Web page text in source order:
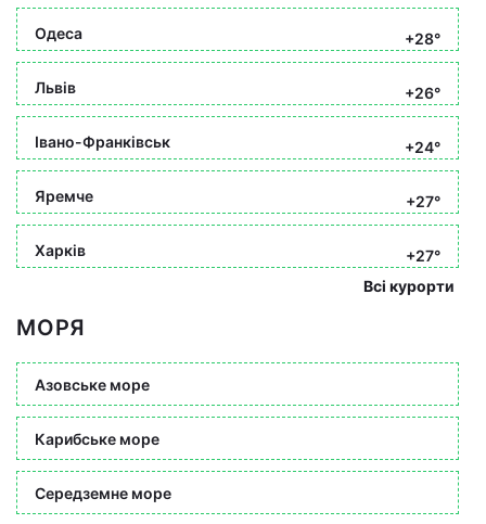
Одеса +28°
Львів +26°
Івано-Франківськ +24°
Яремче +27°
Харків
+27°
Всі курорти
МОРЯ
Азовське море
Карибське море
Середземне море